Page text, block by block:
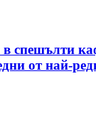
спешълти
от най-